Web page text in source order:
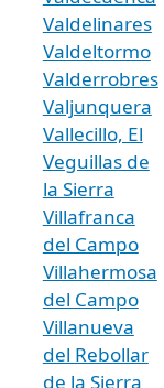
Valdelinares
Valdeltormo
Valderrobres
Valjunquera
Vallecillo, El
Veguillas de
la Sierra
Villafranca
del Campo
Villahermosa
del Campo
Villanueva
del Rebollar
de la Sierra